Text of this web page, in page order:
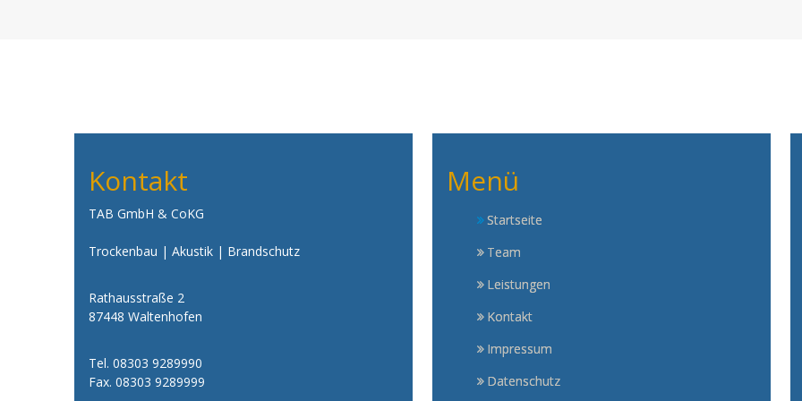
Kontakt
TAB GmbH & CoKG
Trockenbau | Akustik | Brandschutz
Rathausstraße 2
87448 Waltenhofen
Tel. 08303 9289990
Fax. 08303 9289999
Menü
Startseite
Team
Leistungen
Kontakt
Impressum
Datenschutz